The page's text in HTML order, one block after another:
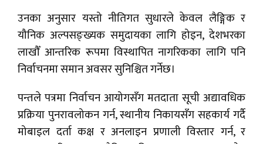
उनका अनुसार यस्तो नीतिगत सुधारले केवल लैङ्गिक र
यौनिक अल्पसङ्ख्यक समुदायका लागि होइन, देशभरका
लाखौँ आन्तरिक रूपमा विस्थापित नागरिकका लागि पनि
निर्वाचनमा समान अवसर सुनिश्चित गर्नेछ।
पन्तले पत्रमा निर्वाचन आयोगसँग मतदाता सूची अद्यावधिक
प्रक्रिया पुनरावलोकन गर्न, स्थानीय निकायसँग सहकार्य गर्दै
मोबाइल दर्ता कक्ष र अनलाइन प्रणाली विस्तार गर्न, र